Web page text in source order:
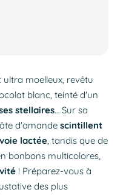
moelleux, revêtu
blanc, teinté d'un
stellaires… Sur sa
d'amande scintillent
voie lactée, tandis que de
bonbons multicolores,
! Préparez-vous à
des plus